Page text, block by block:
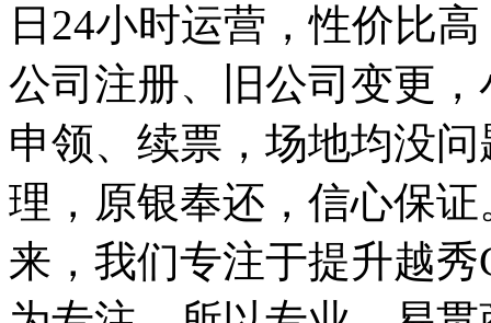
日24小时运营，性价比
公司注册、旧公司变更
申领、续票，场地均没
理，原银奉还，信心保
来，我们专注于提升越